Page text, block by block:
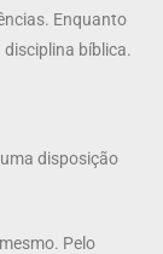
Enquanto
bíblica.
disposição
Pelo